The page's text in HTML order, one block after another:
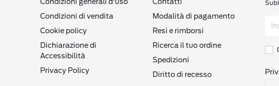
Condizioni di vendita
Cookie policy
Dichiarazione di
Accessibilità
Privacy Policy
Modalità di pagamento
Resi e rimborsi
Ricerca il tuo ordine
Spedizioni
Diritto di recesso